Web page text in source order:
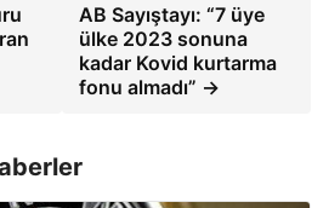
AB Sayıştayı: “7 üye
ülke 2023 sonuna
kadar Kovid kurtarma
fonu almadı” →